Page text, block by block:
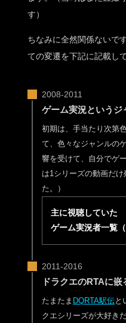
す）
ちなみに全然関係ないです
ての変遷を下記に記載し
ゲーム実況というジ
初期は、手当たり次第
て、色々なジャンルの
響を受けて、自分でゲ
は1シリーズの動画だ
た。）
主に視聴していた
ゲーム実況者一覧（
ドラクエのRTAに嵌
たまたま DQRTA駅伝と
クエシリーズが大好き